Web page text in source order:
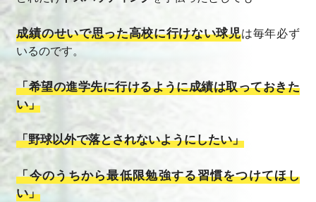
成績のせいで思った高校に行けない球児は毎年必ず
いるのです。
「希望の進学先に行けるように成績は取っておきた
い」
「野球以外で落とされないようにしたい」
「今のうちから最低限勉強する習慣をつけてほし
い」